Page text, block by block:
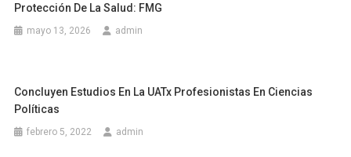
Protección De La Salud: FMG
mayo 13, 2026 admin
Concluyen Estudios En La UATx Profesionistas En Ciencias
Políticas
febrero 5, 2022 admin